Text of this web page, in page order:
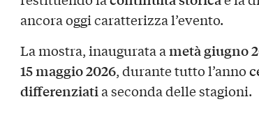
ancora oggi caratterizza l’evento.
La mostra, inaugurata ametà giugno
15 maggio 2026, durante tutto l’anno
differenziati a seconda delle stagioni.